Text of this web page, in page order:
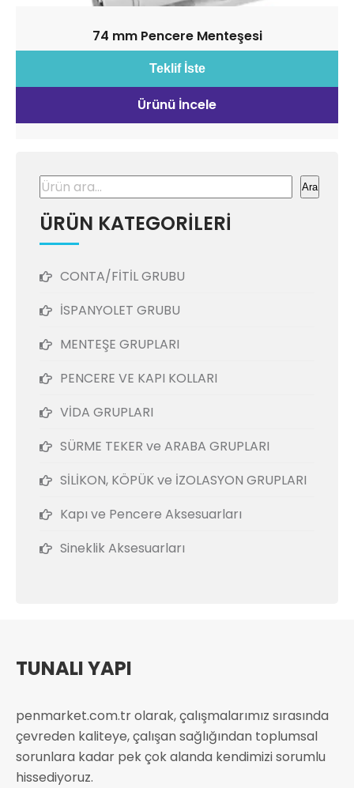
74 mm Pencere Menteşesi
Teklif İste
Ürünü İncele
Ara Ara
ÜRÜN KATEGORİLERİ
CONTA/FİTİL GRUBU
İSPANYOLET GRUBU
MENTEŞE GRUPLARI
PENCERE VE KAPI KOLLARI
VİDA GRUPLARI
SÜRME TEKER ve ARABA GRUPLARI
SİLİKON, KÖPÜK ve İZOLASYON GRUPLARI
Kapı ve Pencere Aksesuarları
Sineklik Aksesuarları
TUNALI YAPI
penmarket.com.tr olarak, çalışmalarımız sırasında
çevreden kaliteye, çalışan sağlığından toplumsal
sorunlara kadar pek çok alanda kendimizi sorumlu
hissediyoruz.